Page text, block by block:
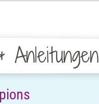
Anleitungen